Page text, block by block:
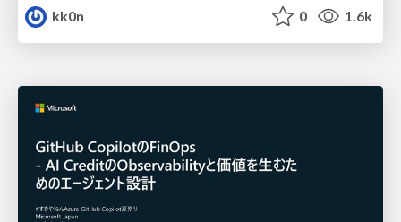
kk0n
0 1.6k